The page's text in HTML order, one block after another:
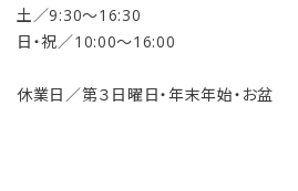
土／9:30〜16:30
日・祝／10:00〜16:00
休業日／第３日曜日・年末年始・お盆